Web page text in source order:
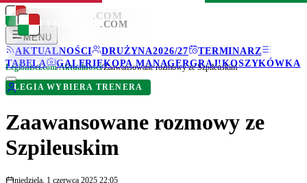
LEGIONISCI .COM
MENU
AKTUALNOŚCI
DRUŻYNA2026/27
TERMINARZ
TABELA
GALERIEKOPA MANAGERGRAJ!KOSZYKÓWKA
LEGIONISCI .COM
Legionisci.com/Aktualności/Zaawansowane rozmowy ze Szpileuskim
LEGIA WYBIERA TRENERA
Zaawansowane rozmowy ze
Szpileuskim
niedziela, 1 czerwca 2025 22:05